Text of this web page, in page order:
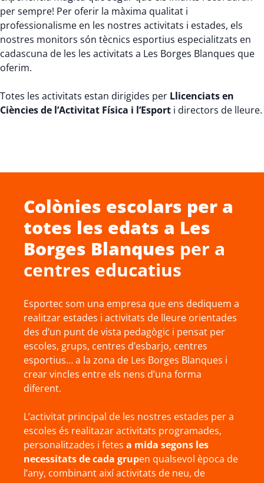
per sempre! Per oferir la màxima qualitat i
professionalisme en les nostres activitats i estades, els
nostres monitors són tècnics esportius especialitzats en
cadascuna de les les activitats a Les Borges Blanques que
oferim.
Totes les activitats estan dirigides per Llicenciats en
Ciències de l’Activitat Física i l’Esport i directors de lleure.
Colònies escolars per a
totes les edats a Les
Borges Blanques per a
centres educatius
Esportec som una empresa que ens dediquem a
realitzar estades i activitats de lleure orientades
des d’un punt de vista pedagògic i pensat per
escoles, grups, centres d’esbarjo, centres
esportius… a la zona de Les Borges Blanques i
crear vincles entre els nens d’una forma
diferent.
L’activitat principal de les nostres estades per a
escoles és realitazar activitats programades,
personalitzades i fetes a mida segons les
necessitats de cada grupen qualsevol època de
l’any, combinant així activitats de neu, de